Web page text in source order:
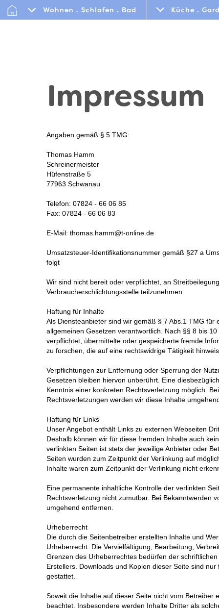
Wohnen . Schlafen . Bad Küche .
Impressum
Angaben gemäß § 5 TMG:
Thomas Hamm
Schreinermeister
Hüfenstraße 5
77963 Schwanau
Telefon: 07824 - 66 06 85
Fax: 07824 - 66 06 83
E-Mail: thomas.hamm@t-online.de
Umsatzsteuer-Identifikationsnummer gemäß §27 a
folgt
Wir sind nicht bereit oder verpflichtet, an
Verbraucherschlichtungsstelle teilzunehmen.
Haftung für Inhalte
Als Diensteanbieter sind wir gemäß § 7 Abs.1 TMG
allgemeinen Gesetzen verantwortlich. Nach §§ 8 bis
verpflichtet, übermittelte oder gespeicherte fremde
zu forschen, die auf eine rechtswidrige Tätigkeit
Verpflichtungen zur Entfernung oder Sperrung der
Gesetzen bleiben hiervon unberührt. Eine
Kenntnis einer konkreten Rechtsverletzung möglich.
Rechtsverletzungen werden wir diese Inhalte
Haftung für Links
Unser Angebot enthält Links zu externen Webseiten
Deshalb können wir für diese fremden Inhalte auch
verlinkten Seiten ist stets der jeweilige Anbieter oder
Seiten wurden zum Zeitpunkt der Verlinkung auf
Inhalte waren zum Zeitpunkt der Verlinkung nicht
Eine permanente inhaltliche Kontrolle der verlinkten
Rechtsverletzung nicht zumutbar. Bei Bekanntwerden
umgehend entfernen.
Urheberrecht
Die durch die Seitenbetreiber erstellten Inhalte und
Urheberrecht. Die Vervielfältigung, Bearbeitung,
Grenzen des Urheberrechtes bedürfen der
Erstellers. Downloads und Kopien dieser Seite sind
gestattet.
Soweit die Inhalte auf dieser Seite nicht vom
beachtet. Insbesondere werden Inhalte Dritter als